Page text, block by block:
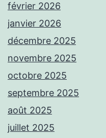
février 2026
janvier 2026
décembre 2025
novembre 2025
octobre 2025
septembre 2025
août 2025
juillet 2025